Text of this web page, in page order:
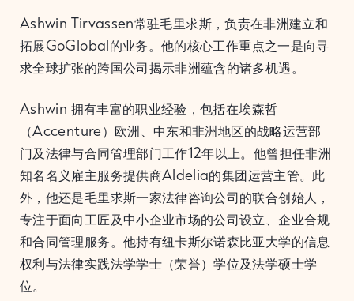
Ashwin Tirvassen常驻毛里求斯，负责在非洲建立和
拓展GoGlobal的业务。他的核心工作重点之一是向寻
求全球扩张的跨国公司揭示非洲蕴含的诸多机遇。
Ashwin 拥有丰富的职业经验，包括在埃森哲
（Accenture）欧洲、中东和非洲地区的战略运营部
门及法律与合同管理部门工作12年以上。他曾担任非洲
知名名义雇主服务提供商Aldelia的集团运营主管。此
外，他还是毛里求斯一家法律咨询公司的联合创始人，
专注于面向工匠及中小企业市场的公司设立、企业合规
和合同管理服务。他持有纽卡斯尔诺森比亚大学的信息
权利与法律实践法学学士（荣誉）学位及法学硕士学
位。